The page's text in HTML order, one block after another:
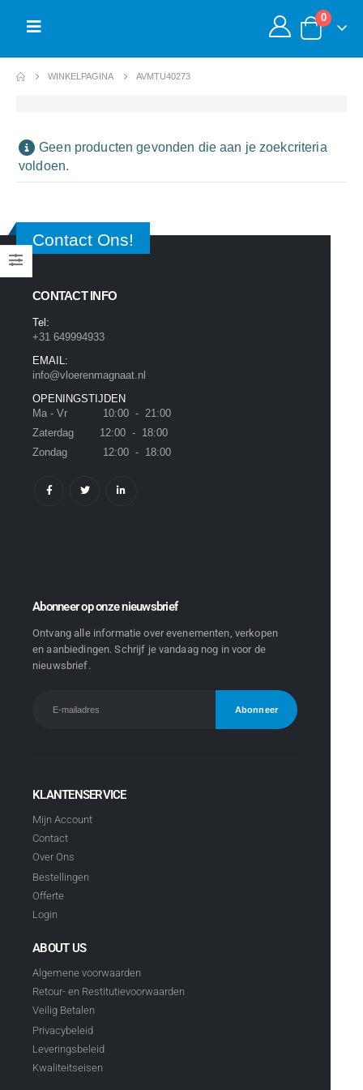
0
WINKELPAGINA AVMTU40273
Geen producten gevonden die aan je zoekcriteria
voldoen.
Contact Ons!
CONTACT INFO
Tel:
+31 649994933
EMAIL:
info@vloerenmagnaat.nl
OPENINGSTIJDEN
Ma - Vr 10:00 - 21:00
Zaterdag 12:00 - 18:00
Zondag 12:00 - 18:00
Abonneer op onze nieuwsbrief
Ontvang alle informatie over evenementen, verkopen
en aanbiedingen. Schrijf je vandaag nog in voor de
nieuwsbrief.
KLANTENSERVICE
Mijn Account
Contact
Over Ons
Bestellingen
Offerte
Login
ABOUT US
Algemene voorwaarden
Retour- en Restitutievoorwaarden
Veilig Betalen
Privacybeleid
Leveringsbeleid
Kwaliteitseisen